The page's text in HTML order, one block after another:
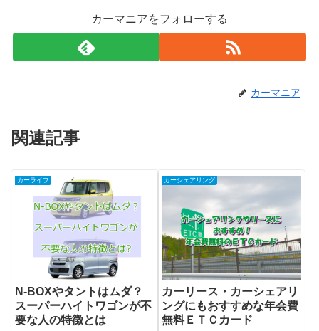
カーマニアをフォローする
カーマニア
関連記事
カーライフ
N-BOXやタントはムダ？
スーパーハイトワゴンが不
要な人の特徴とは
カーシェアリング
カーリース・カーシェアリ
ングにもおすすめな年会費
無料ＥＴＣカード